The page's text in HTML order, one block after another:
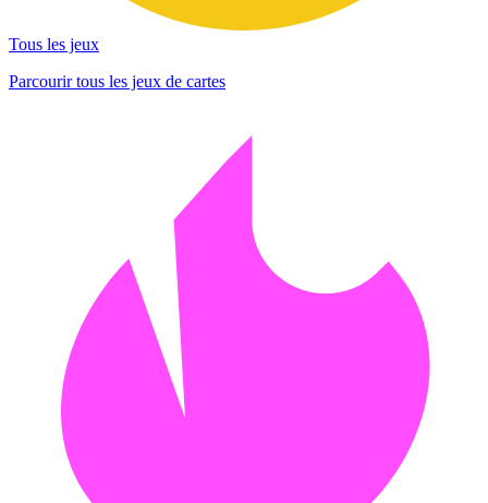
Tous les jeux
Parcourir tous les jeux de cartes